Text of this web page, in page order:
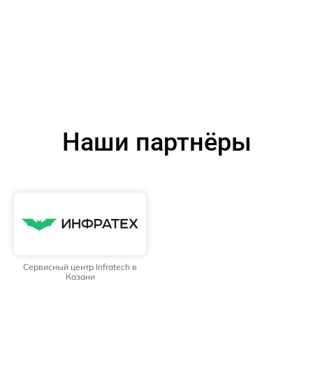
Наши партнёры
Сервисный центр Infratech в
Казани